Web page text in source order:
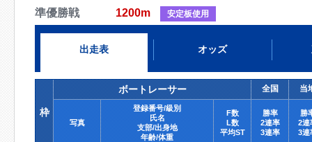
準優勝戦 1200m 安定板使用
出走表 オッズ
枠
ボートレーサー 全国 当
写真
登録番号/級別
氏名
支部/出身地
年齢/体重
F数
L数
平均ST
勝率
2連率
3連率
勝
2連
3連